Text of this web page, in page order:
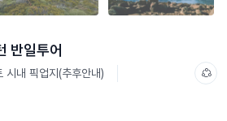
반일투어
시내 픽업지(추후안내)